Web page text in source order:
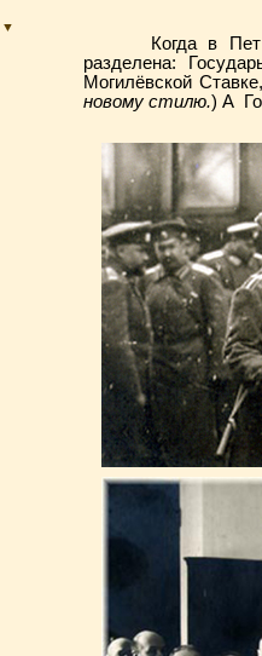
▼
Когда в
разделена:
Могилёвской
новому стилю.) А